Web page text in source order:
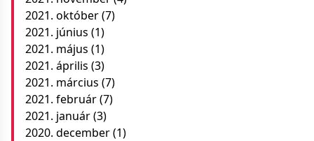
2021. október(7)
2021. június (1)
2021. május (1)
2021. április (3)
2021. március (7)
2021. február(7)
2021. január(3)
2020. december(1)